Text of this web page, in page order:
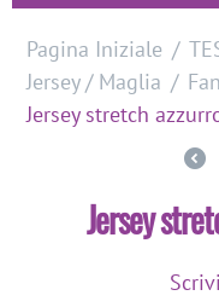
Pagina Iniziale /
Jersey / Maglia /
Jersey stretch
Jersey